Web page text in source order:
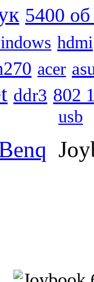
5400
hdmi
acer
ddr3 802
usb